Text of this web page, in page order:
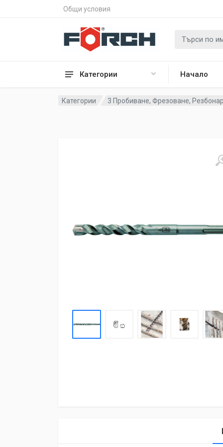
Общи условия
Категории Начало
Категории 3 Пробиване, Фрезоване,